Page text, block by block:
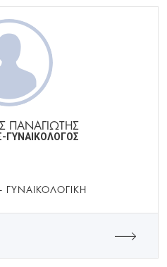
ΠΑΝΑΓΙΩΤΗΣ
ΓΥΝΑΙΚΟΛΟΓΟΣ
ΓΥΝΑΙΚΟΛΟΓΙΚΉ